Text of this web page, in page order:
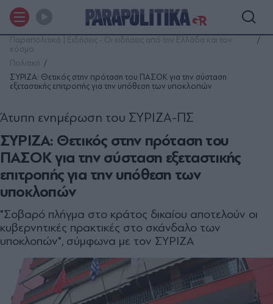
Παραπολιτικά | Ειδήσεις - Οι ειδήσεις από την Ελλάδα και τον
κόσμο
Πολιτική
ΣΥΡΙΖΑ: Θετικός στην πρόταση του ΠΑΣΟΚ για την σύσταση
εξεταστικής επιτροπής για την υπόθεση των υποκλοπών
ΣΥΡΙΖΑ: Θετικός στην πρόταση του
ΠΑΣΟΚ για την σύσταση εξεταστικής
επιτροπής για την υπόθεση των
υποκλοπών
Άτυπη ενημέρωση του ΣΥΡΙΖΑ-ΠΣ
"Σοβαρό πλήγμα στο κράτος δικαίου αποτελούν οι
κυβερνητικές πρακτικές στο σκάνδαλο των
υποκλοπών", σύμφωνα με τον ΣΥΡΙΖΑ